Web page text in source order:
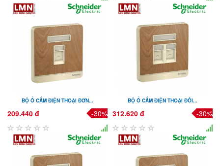
BỘ Ổ CẮM ĐIỆN THOẠI ĐƠN...
209.440 đ -30%
BỘ Ổ CẮM ĐIỆN THOẠI ĐÔI...
312.620 đ -30%